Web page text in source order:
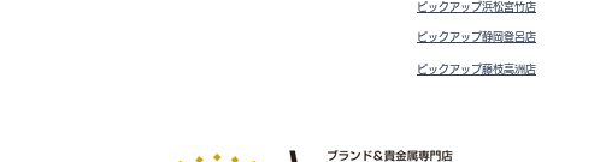
ピックアップ浜松宮竹店
ピックアップ静岡登呂店
ピックアップ藤枝高洲店